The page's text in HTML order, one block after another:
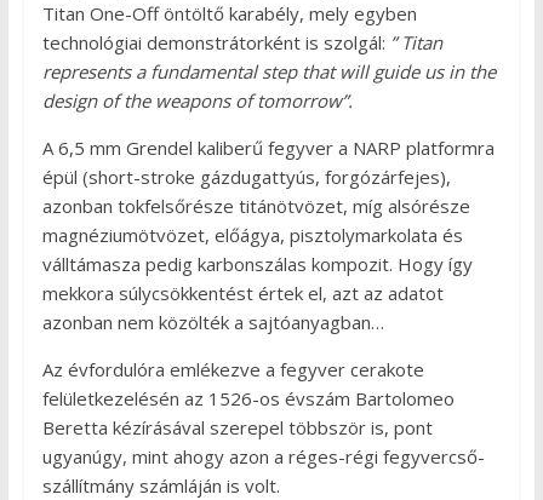
Titan One-Off öntöltő karabély, mely egyben
technológiai demonstrátorként is szolgál: ” Titan
represents a fundamental step that will guide us in the
design of the weapons of tomorrow”.
A 6,5 mm Grendel kaliberű fegyver a NARP platformra
épül (short-stroke gázdugattyús, forgózárfejes),
azonban tokfelsőrésze titánötvözet, míg alsórésze
magnéziumötvözet, előágya, pisztolymarkolata és
válltámasza pedig karbonszálas kompozit. Hogy így
mekkora súlycsökkentést értek el, azt az adatot
azonban nem közölték a sajtóanyagban…
Az évfordulóra emlékezve a fegyver cerakote
felületkezelésén az 1526-os évszám Bartolomeo
Beretta kézírásával szerepel többször is, pont
ugyanúgy, mint ahogy azon a réges-régi fegyvercső-
szállítmány számláján is volt.